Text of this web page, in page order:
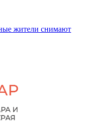
жители снимают